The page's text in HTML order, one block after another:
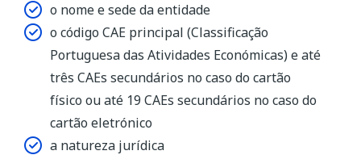
o nome e sede da entidade
o código CAE principal (Classificação
Portuguesa das Atividades Económicas) e até
três CAEs secundários no caso do cartão
físico ou até 19 CAEs secundários no caso do
cartão eletrónico
a natureza jurídica